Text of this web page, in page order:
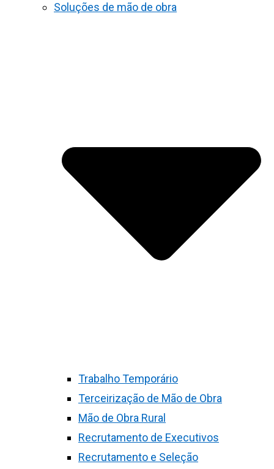
Soluções de mão de obra
Trabalho Temporário
Terceirização de Mão de Obra
Mão de Obra Rural
Recrutamento de Executivos
Recrutamento e Seleção